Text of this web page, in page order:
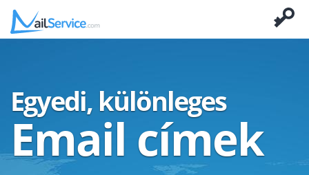
Egyedi, különleges
Email címek